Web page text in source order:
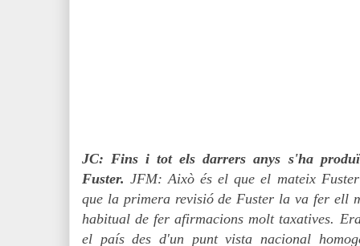
JC: Fins i tot els darrers anys s'ha
Fuster. JFM: Això és el que el mateix
que la primera revisió de Fuster la va fer ell
habitual de fer afirmacions molt taxatives.
el país des d'un punt vista nacional